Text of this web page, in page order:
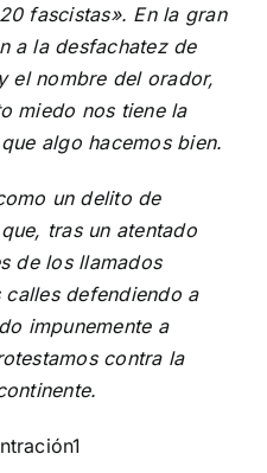
fascistas». En la gran
a la desfachatez de
el nombre del orador,
miedo nos tiene la
algo hacemos bien.
un delito de
tras un atentado
de los llamados
calles defendiendo a
impunemente a
contra la